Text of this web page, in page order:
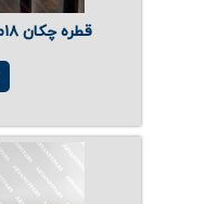
قطره چکان ۱۸میل با در سفید -3829